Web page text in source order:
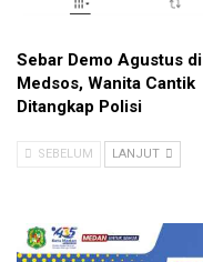
Sebar Demo Agustus di
Medsos, Wanita Cantik
Ditangkap Polisi
SEBELUM LANJUT